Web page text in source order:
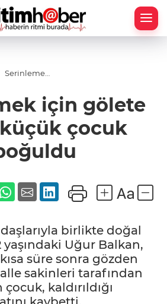
Serinlemek
küçük
çocuk
boğuldu
için gölete
çocuk
birlikte doğal
Uğur Balkan,
süre sonra gözden
sakinleri tarafından
kaldırıldığı